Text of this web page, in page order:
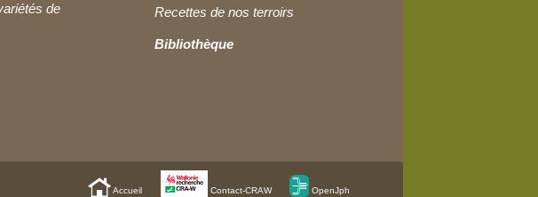
de
Recettes de nos terroirs
Bibliothèque
Accueil Contact-CRAW OpenJph